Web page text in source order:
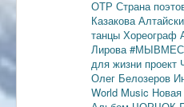
ОТР Страна
Казакова
танцы Хореограф
Лирова
для жизни проект
Олег Белозеров
World Music